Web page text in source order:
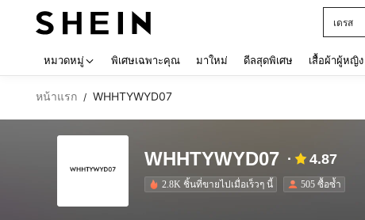
เด็กโต
หมวดหมู่ พิเศษเฉพาะคุณ มาใหม่ ดีลสุดพิเศษ เสื้อผ้าผู้หญิง
หน้าแรก / WHHTYWYD07
WHHTYWYD07 4.87
2.8K ชิ้นที่ขายไปเมื่อเร็วๆ นี้ 505 ซื้อซ้ำ